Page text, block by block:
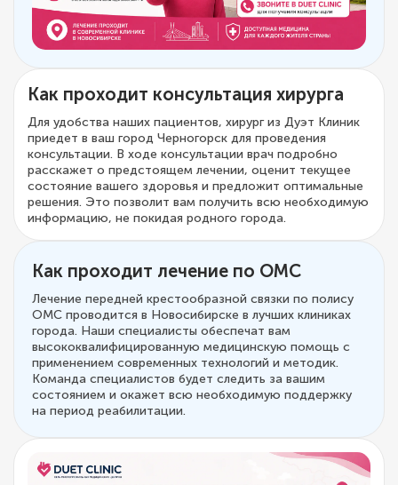
Как проходит консультация хирурга
Для удобства наших пациентов, хирург из Дуэт Клиник
приедет в ваш город Черногорск для проведения
консультации. В ходе консультации врач подробно
расскажет о предстоящем лечении, оценит текущее
состояние вашего здоровья и предложит оптимальные
решения. Это позволит вам получить всю необходимую
информацию, не покидая родного города.
Как проходит лечение по ОМС
Лечение передней крестообразной связки по полису
ОМС проводится в Новосибирске в лучших клиниках
города. Наши специалисты обеспечат вам
высококвалифицированную медицинскую помощь с
применением современных технологий и методик.
Команда специалистов будет следить за вашим
состоянием и окажет всю необходимую поддержку
на период реабилитации.